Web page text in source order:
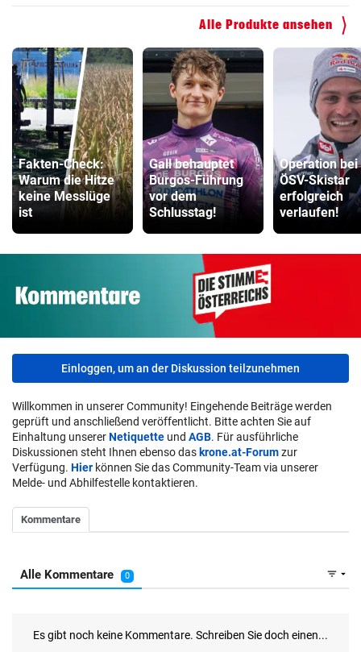
Alle Produkte ansehen
Fakten-Check:
Warum die Hitze
keine Messlüge
ist
Gall behauptet
Burgos-Führung
vor dem
Schlusstag!
Operation bei
ÖSV-Skistar
erfolgreich
verlaufen!
Einloggen, um an der Diskussion teilzunehmen
Willkommen in unserer Community! Eingehende Beiträge werden
geprüft und anschließend veröffentlicht. Bitte achten Sie auf
Einhaltung unsererNetiquette und AGB. Für ausführliche
Diskussionen steht Ihnen ebenso das krone.at-Forumzur
Verfügung. Hier können Sie das Community-Team via unserer
Melde- und Abhilfestelle kontaktieren.